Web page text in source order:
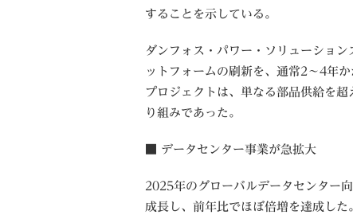
することを示している。
ダンフォス・パワー・ソリューショ
ットフォームの刷新を、通常2～4年
プロジェクトは、単なる部品供給を
り組みであった。
■ データセンター事業が急拡大
2025年のグローバルデータセンター
成長し、前年比でほぼ倍増を達成し